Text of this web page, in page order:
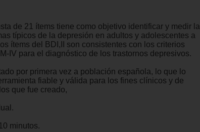
de 21 ítems tiene como objetivo identificar y medir la
típicos de la depresión en adultos y adolescentes a
ítems del BDI,II son consistentes con los criterios
IV para el diagnóstico de los trastornos depresivos.
por primera vez a población española, lo que lo
fiable y válida para los fines clínicos y de
que fue creado,
minutos.